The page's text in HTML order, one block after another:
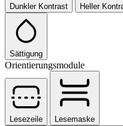
Dunkler Kontrast Heller
Sättigung
Orientierungsmodule
Lesezeile
Lesemaske